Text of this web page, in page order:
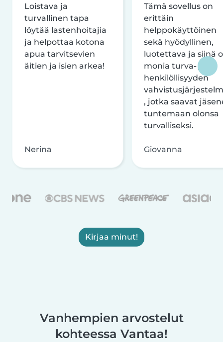
Loistava ja
turvallinen tapa
löytää lastenhoitajia
ja helpottaa kotona
apua tarvitsevien
äitien ja isien arkea!
Nerina
Tämä sovellus on
erittäin
helppokäyttöinen
sekä hyödyllinen,
luotettava ja siinä
monia turva- ja
henkilöllisyyden
, jotka saavat
tuntemaan olonsa
turvalliseksi.
Giovanna
Kirjaa minut!
Vanhempien arvostelut
kohteessa Vantaa!